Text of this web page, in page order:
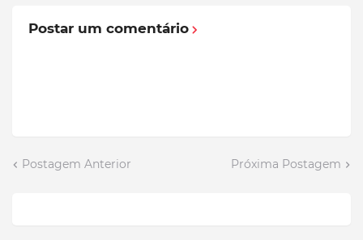
Postar um comentário
Postagem Anterior Próxima Postagem